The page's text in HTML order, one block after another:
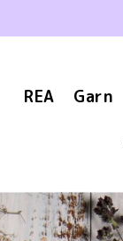
REA Garn